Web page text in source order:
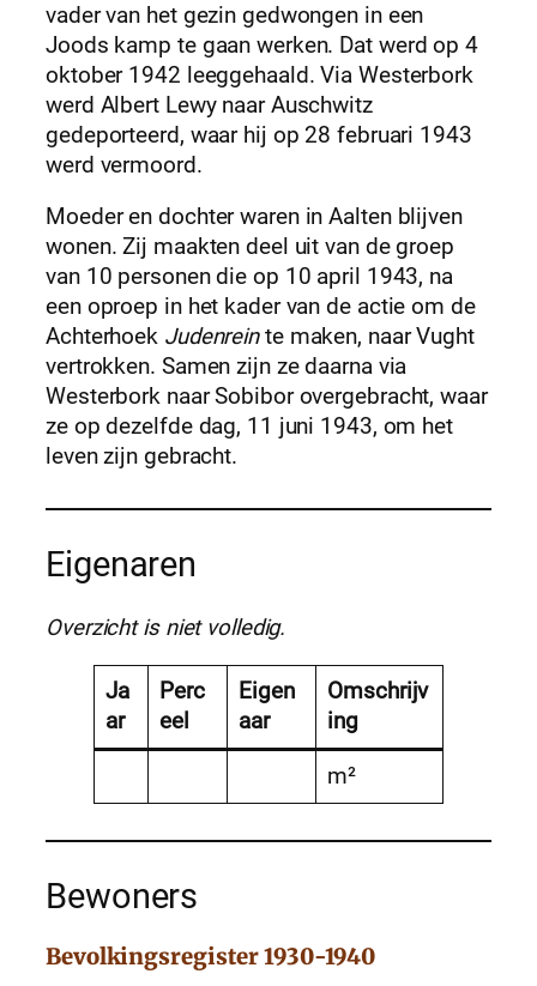
vader van het gezin gedwongen in een
Joods kamp te gaan werken. Dat werd op 4
oktober 1942 leeggehaald. Via Westerbork
werd Albert Lewy naar Auschwitz
gedeporteerd, waar hij op 28 februari 1943
werd vermoord.
Moeder en dochter waren in Aalten blijven
wonen. Zij maakten deel uit van de groep
van 10 personen die op 10 april 1943, na
een oproep in het kader van de actie om de
Achterhoek Judenreinte maken, naar Vught
vertrokken. Samen zijn ze daarna via
Westerbork naar Sobibor overgebracht, waar
ze op dezelfde dag, 11 juni 1943, om het
leven zijn gebracht.
Eigenaren
Overzicht is niet volledig.
Ja
ar
Perc
eel
Eigen
aar
Omschrijv
ing
m²
Bewoners
Bevolkingsregister 1930-1940